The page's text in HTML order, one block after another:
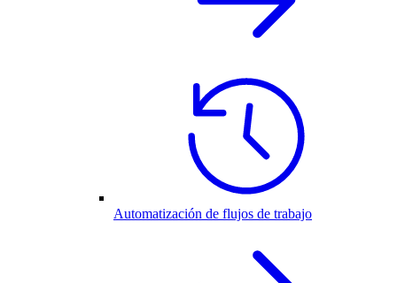
Automatización de flujos de trabajo